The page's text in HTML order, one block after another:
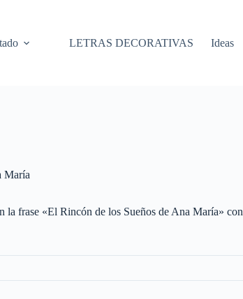
LETRAS DECORATIVAS Ideas
María
la frase «El Rincón de los Sueños de Ana María» con